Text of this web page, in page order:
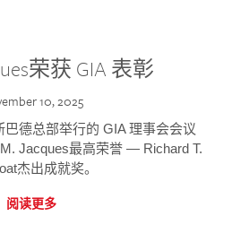
荣获 GIA 表彰
10, 2025
德总部举行的 GIA 理事会会议
Jacques最高荣誉 — Richard T.
杰出成就奖。
阅读更多